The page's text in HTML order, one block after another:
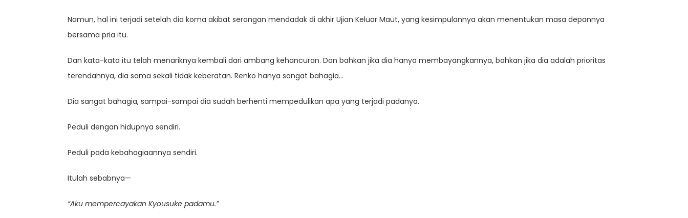
Namun, hal ini terjadi setelah dia koma akibat serangan mendadak di akhir Ujian Keluar Maut, yang kesimpulannya akan menentukan masa depannya
bersama pria itu.
Dan kata-kata itu telah menariknya kembali dari ambang kehancuran. Dan bahkan jika dia hanya membayangkannya, bahkan jika dia adalah prioritas
terendahnya, dia sama sekali tidak keberatan. Renko hanya sangat bahagia…
Dia sangat bahagia, sampai-sampai dia sudah berhenti mempedulikan apa yang terjadi padanya.
Peduli dengan hidupnya sendiri.
Peduli pada kebahagiaannya sendiri.
Itulah sebabnya—
“Aku mempercayakan Kyousuke padamu.”